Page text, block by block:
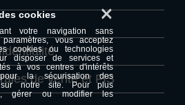
de vente et FIS
×
cookies
votre navigation sans
vous acceptez
cookies ou technologies
disposer de services et
à vos centres d'intérêts
la sécurisation des
sur notre site. Pour plus
gérer ou modifier les